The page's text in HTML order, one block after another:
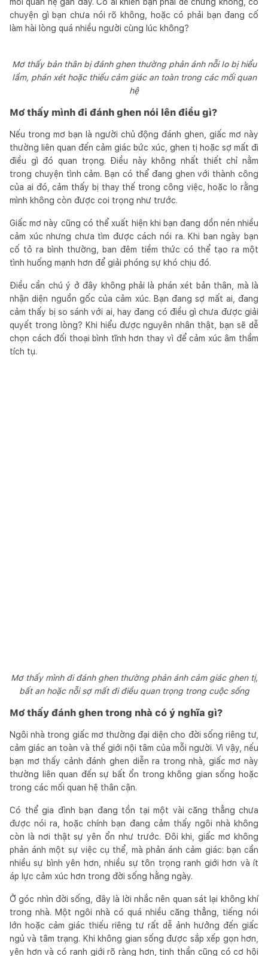
chuyện gì bạn chưa nói rõ không, hoặc có phải bạn đang cố
làm hài lòng quá nhiều người cùng lúc không?
Mơ thấy bản thân bị đánh ghen thường phản ánh nỗi lo bị hiểu
lầm, phán xét hoặc thiếu cảm giác an toàn trong các mối quan
hệ
Mơ thấy mình đi đánh ghen nói lên điều gì?
Nếu trong mơ bạn là người chủ động đánh ghen, giấc mơ này
thường liên quan đến cảm giác bức xúc, ghen tị hoặc sợ mất đi
điều gì đó quan trọng. Điều này không nhất thiết chỉ nằm
trong chuyện tình cảm. Bạn có thể đang ghen với thành công
của ai đó, cảm thấy bị thay thế trong công việc, hoặc lo rằng
mình không còn được coi trọng như trước.
Giấc mơ này cũng có thể xuất hiện khi bạn đang dồn nén nhiều
cảm xúc nhưng chưa tìm được cách nói ra. Khi ban ngày bạn
cố tỏ ra bình thường, ban đêm tiềm thức có thể tạo ra một
tình huống mạnh hơn để giải phóng sự khó chịu đó.
Điều cần chú ý ở đây không phải là phán xét bản thân, mà là
nhận diện nguồn gốc của cảm xúc. Bạn đang sợ mất ai, đang
cảm thấy bị so sánh với ai, hay đang có điều gì chưa được giải
quyết trong lòng? Khi hiểu được nguyên nhân thật, bạn sẽ dễ
chọn cách đối thoại bình tĩnh hơn thay vì để cảm xúc âm thầm
tích tụ.
Mơ thấy mình đi đánh ghen thường phản ánh cảm giác ghen tị,
bất an hoặc nỗi sợ mất đi điều quan trọng trong cuộc sống
Mơ thấy đánh ghen trong nhà có ý nghĩa gì?
Ngôi nhà trong giấc mơ thường đại diện cho đời sống riêng tư,
cảm giác an toàn và thế giới nội tâm của mỗi người. Vì vậy, nếu
bạn mơ thấy cảnh đánh ghen diễn ra trong nhà, giấc mơ này
thường liên quan đến sự bất ổn trong không gian sống hoặc
trong các mối quan hệ thân cận.
Có thể gia đình bạn đang tồn tại một vài căng thẳng chưa
được nói ra, hoặc chính bạn đang cảm thấy ngôi nhà không
còn là nơi thật sự yên ổn như trước. Đôi khi, giấc mơ không
phản ánh một sự việc cụ thể, mà phản ánh cảm giác: bạn cần
nhiều sự bình yên hơn, nhiều sự tôn trọng ranh giới hơn và ít
áp lực cảm xúc hơn trong đời sống hằng ngày.
Ở góc nhìn đời sống, đây là lời nhắc nên quan sát lại không khí
trong nhà. Một ngôi nhà có quá nhiều căng thẳng, tiếng nói
lớn hoặc cảm giác thiếu riêng tư rất dễ ảnh hưởng đến giấc
ngủ và tâm trạng. Khi không gian sống được sắp xếp gọn hơn,
yên hơn và có ranh giới rõ ràng hơn, tinh thần cũng có cơ hội